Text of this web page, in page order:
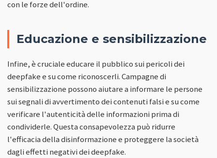
con le forze dell'ordine.
Educazione e sensibilizzazione
Infine, è cruciale educare il pubblico sui pericoli dei
deepfake e su come riconoscerli. Campagne di
sensibilizzazione possono aiutare a informare le persone
sui segnali di avvertimento dei contenuti falsi e su come
verificare l'autenticità delle informazioni prima di
condividerle. Questa consapevolezza può ridurre
l'efficacia della disinformazione e proteggere la società
dagli effetti negativi dei deepfake.